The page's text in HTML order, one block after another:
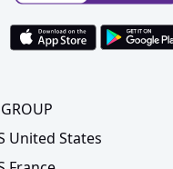
United States